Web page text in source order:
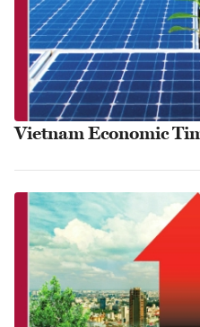
Vietnam Economic